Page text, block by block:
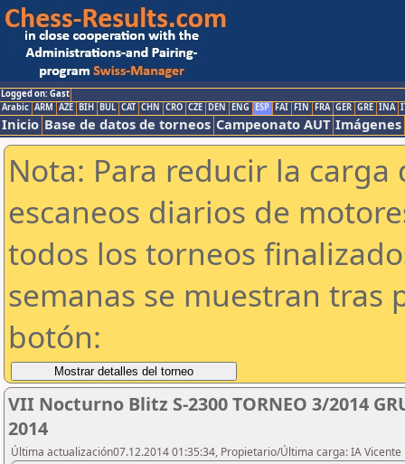
Logged on: Gast
Arabic ARM AZE BIH BUL CAT CHN CRO CZE DEN ENG ESP FAI FIN FRA GER GRE INA
Inicio Base de datos de torneos Campeonato AUT Imágenes
Nota: Para reducir la
escaneos diarios de
todos los torneos
semanas se muestran tras
botón:
VII Nocturno Blitz S-2300 TORNEO 3/2014
2014
Última actualización07.12.2014 01:35:34, Propietario/Última carga: IA Vicente